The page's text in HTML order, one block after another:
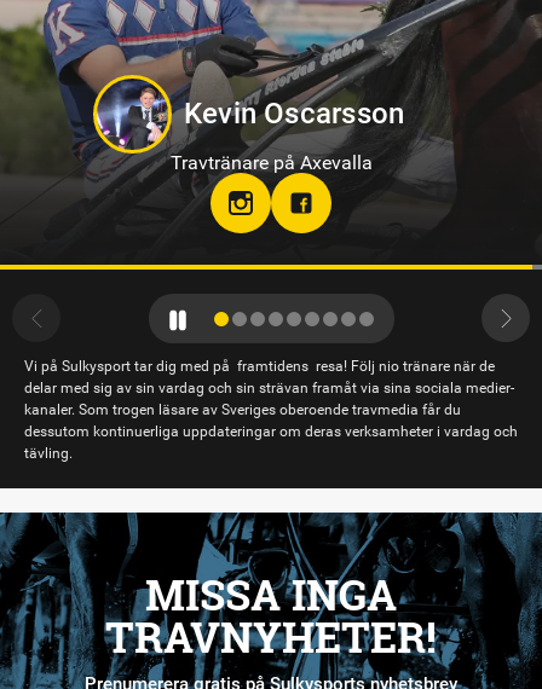
Markus B Svedberg
Travtränare på Sundbyholmstravet i Eskilstuna
Vi på Sulkysport tar dig med på framtidens resa! Följ nio tränare när de
delar med sig av sin vardag och sin strävan framåt via sina sociala medier-
kanaler. Som trogen läsare av Sveriges oberoende travmedia får du
dessutom kontinuerliga uppdateringar om deras verksamheter i vardag och
tävling.
MISSA INGA
TRAVNYHETER!
Prenumerera gratis på Sulkysports nyhetsbrev